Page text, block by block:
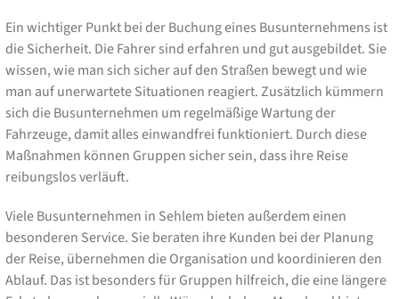
Ein wichtiger Punkt bei der Buchung eines Busunternehmens ist
die Sicherheit. Die Fahrer sind erfahren und gut ausgebildet. Sie
wissen, wie man sich sicher auf den Straßen bewegt und wie
man auf unerwartete Situationen reagiert. Zusätzlich kümmern
sich die Busunternehmen um regelmäßige Wartung der
Fahrzeuge, damit alles einwandfrei funktioniert. Durch diese
Maßnahmen können Gruppen sicher sein, dass ihre Reise
reibungslos verläuft.
Viele Busunternehmen in Sehlem bieten außerdem einen
besonderen Service. Sie beraten ihre Kunden bei der Planung
der Reise, übernehmen die Organisation und koordinieren den
Ablauf. Das ist besonders für Gruppen hilfreich, die eine längere